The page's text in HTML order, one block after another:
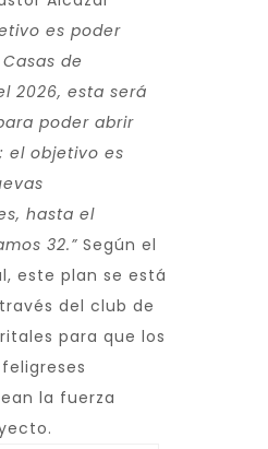
es poder
de
2026, esta será
poder abrir
el objetivo es
hasta el
32.” Según el
este plan se está
del club de
para que los
la fuerza